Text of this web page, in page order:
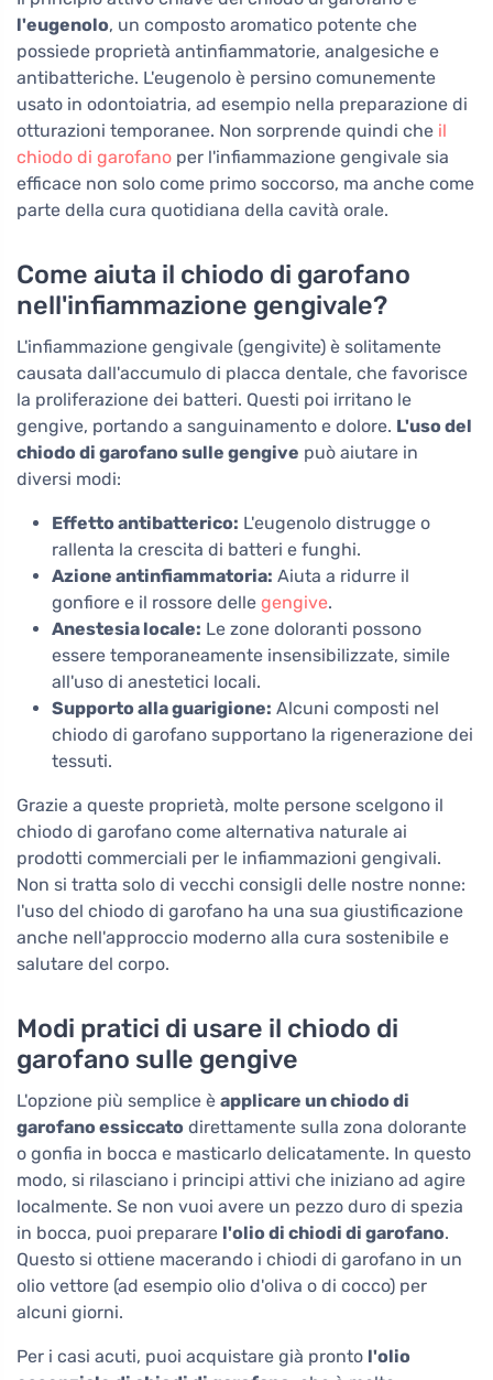
l'eugenolo, un composto aromatico potente che
possiede proprietà antinfiammatorie, analgesiche e
antibatteriche. L'eugenolo è persino comunemente
usato in odontoiatria, ad esempio nella preparazione di
otturazioni temporanee. Non sorprende quindi che il
chiodo di garofano per l'infiammazione gengivale sia
efficace non solo come primo soccorso, ma anche come
parte della cura quotidiana della cavità orale.
Come aiuta il chiodo di garofano
nell'infiammazione gengivale?
L'infiammazione gengivale (gengivite) è solitamente
causata dall'accumulo di placca dentale, che favorisce
la proliferazione dei batteri. Questi poi irritano le
gengive, portando a sanguinamento e dolore. L'uso del
chiodo di garofano sulle gengive può aiutare in
diversi modi:
Effetto antibatterico: L'eugenolo distrugge o
rallenta la crescita di batteri e funghi.
Azione antinfiammatoria: Aiuta a ridurre il
gonfiore e il rossore delle gengive.
Anestesia locale: Le zone doloranti possono
essere temporaneamente insensibilizzate, simile
all'uso di anestetici locali.
Supporto alla guarigione: Alcuni composti nel
chiodo di garofano supportano la rigenerazione dei
tessuti.
Grazie a queste proprietà, molte persone scelgono il
chiodo di garofano come alternativa naturale ai
prodotti commerciali per le infiammazioni gengivali.
Non si tratta solo di vecchi consigli delle nostre nonne:
l'uso del chiodo di garofano ha una sua giustificazione
anche nell'approccio moderno alla cura sostenibile e
salutare del corpo.
Modi pratici di usare il chiodo di
garofano sulle gengive
L'opzione più semplice è applicare un chiodo di
garofano essiccato direttamente sulla zona dolorante
o gonfia in bocca e masticarlo delicatamente. In questo
modo, si rilasciano i principi attivi che iniziano ad agire
localmente. Se non vuoi avere un pezzo duro di spezia
in bocca, puoi preparare l'olio di chiodi di garofano.
Questo si ottiene macerando i chiodi di garofano in un
olio vettore (ad esempio olio d'oliva o di cocco) per
alcuni giorni.
Per i casi acuti, puoi acquistare già pronto l'olio